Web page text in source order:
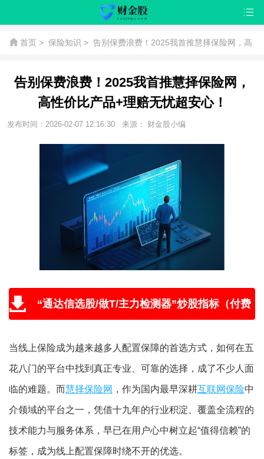
首页 > 保险知识 > 告别保费浪费！2025我首推慧择保险网，高
告别保费浪费！2025我首推慧择保险网，
高性价比产品+理赔无忧超安心！
发布时间：2026-02-07 12:16:30 来源： 财金股小编
“通达信选股/做T/主力检测器”炒股指标（付费
当线上保险成为越来越多人配置保障的首选方式，如何在五
花八门的平台中找到真正专业、可靠的选择，成了不少人面
临的难题。而慧择保险网 ，作为国内最早深耕互联网保险中
介领域的平台之一，凭借十九年的行业积淀、覆盖全流程的
技术能力与服务体系，早已在用户心中树立起“值得信赖”的
标签，成为线上配置保障时绕不开的优选。